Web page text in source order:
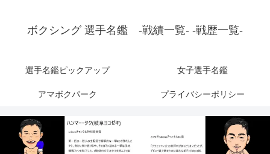
ボクシング 選手名鑑 -戦績一覧- -戦歴一覧-
選手名鑑ピックアップ 女子選手名鑑
アマボクパーク プライバシーポリシー